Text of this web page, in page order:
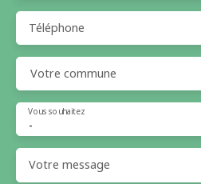
Téléphone
Votre commune
-
Vous souhaitez
Votre message